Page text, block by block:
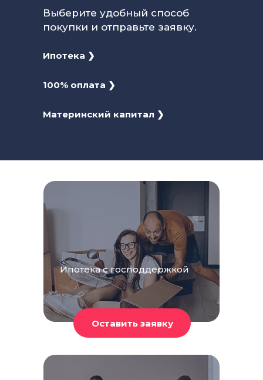
Выберите удобный способ
покупки и отправьте заявку.
Ипотека с господдержкой